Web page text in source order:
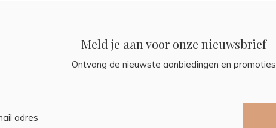
Meld je aan voor onze nieuwsbrief
Ontvang de nieuwste aanbiedingen en promoties